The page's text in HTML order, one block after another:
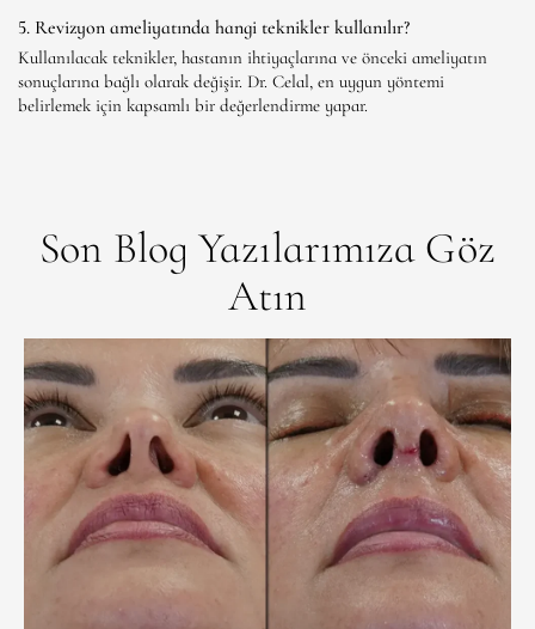
5. Revizyon ameliyatında hangi teknikler kullanılır?
Kullanılacak teknikler, hastanın ihtiyaçlarına ve önceki ameliyatın
sonuçlarına bağlı olarak değişir. Dr. Celal, en uygun yöntemi
belirlemek için kapsamlı bir değerlendirme yapar.
Son Blog Yazılarımıza Göz
Atın